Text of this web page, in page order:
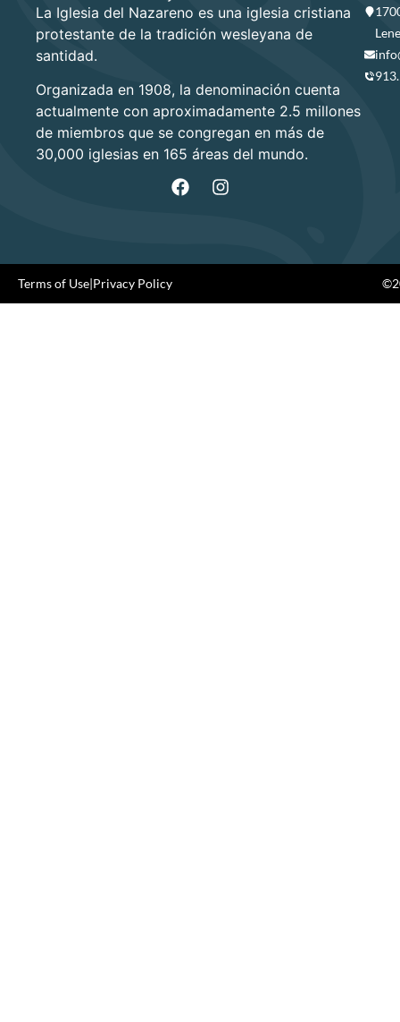
La Iglesia del Nazareno es una iglesia cristiana
protestante de la tradición wesleyana de
santidad.
Organizada en 1908, la denominación cuenta
actualmente con aproximadamente 2.5 millones
de miembros que se congregan en más de
30,000 iglesias en 165 áreas del mundo.
Terms of Use|Privacy Policy